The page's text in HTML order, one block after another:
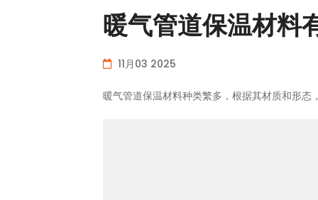
暖气管道保温材料
11月03 2025
暖气管道保温材料种类繁多，根据其材质和形态